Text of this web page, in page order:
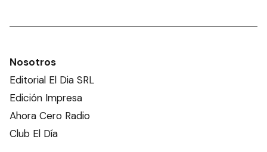
Nosotros
Editorial El Dia SRL
Edición Impresa
Ahora Cero Radio
Club El Día